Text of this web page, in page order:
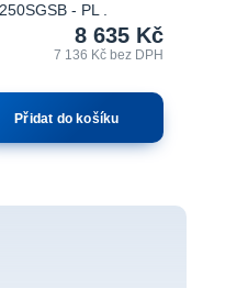
- PL .
8 635 Kč
7 136 Kčbez DPH
Přidat do košíku